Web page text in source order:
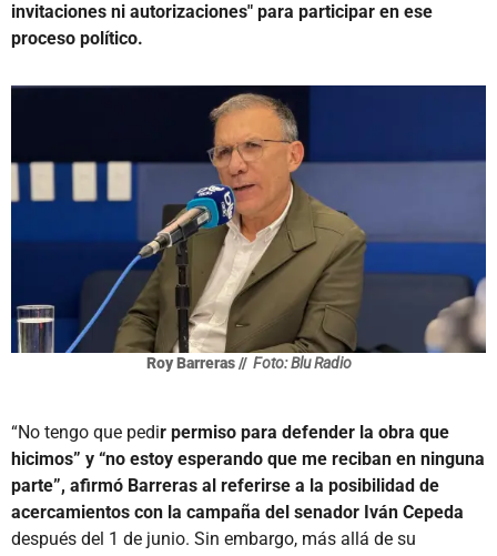
invitaciones ni autorizaciones" para participar en ese
proceso político.
Roy Barreras // Foto: Blu Radio
“No tengo que pedir permiso para defender la obra que
hicimos” y “no estoy esperando que me reciban en ninguna
parte”, afirmó Barreras al referirse a la posibilidad de
acercamientos con la campaña del senador Iván Cepeda
después del 1 de junio. Sin embargo, más allá de su